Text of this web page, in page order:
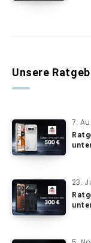
Unsere
7.
23.